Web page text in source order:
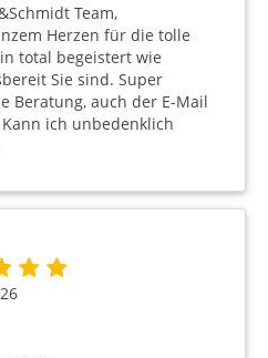
Team,
Herzen für die tolle
total begeistert wie
Sie sind. Super
Beratung, auch der E-Mail
ich unbedenklich